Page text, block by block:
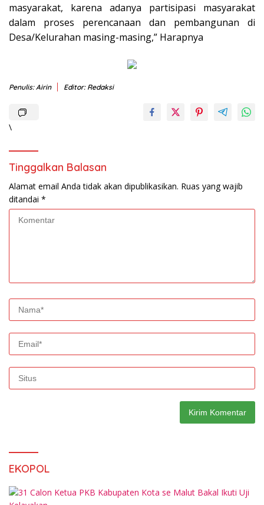
masyarakat, karena adanya partisipasi masyarakat
dalam proses perencanaan dan pembangunan di
Desa/Kelurahan masing-masing,” Harapnya
Penulis: Airin Editor: Redaksi
\
Tinggalkan Balasan
Alamat email Anda tidak akan dipublikasikan. Ruas yang wajib
ditandai *
EKOPOL